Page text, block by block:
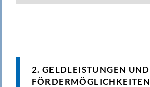
2. GELDLEISTUNGEN UND
FÖRDERMÖGLICHKEITEN